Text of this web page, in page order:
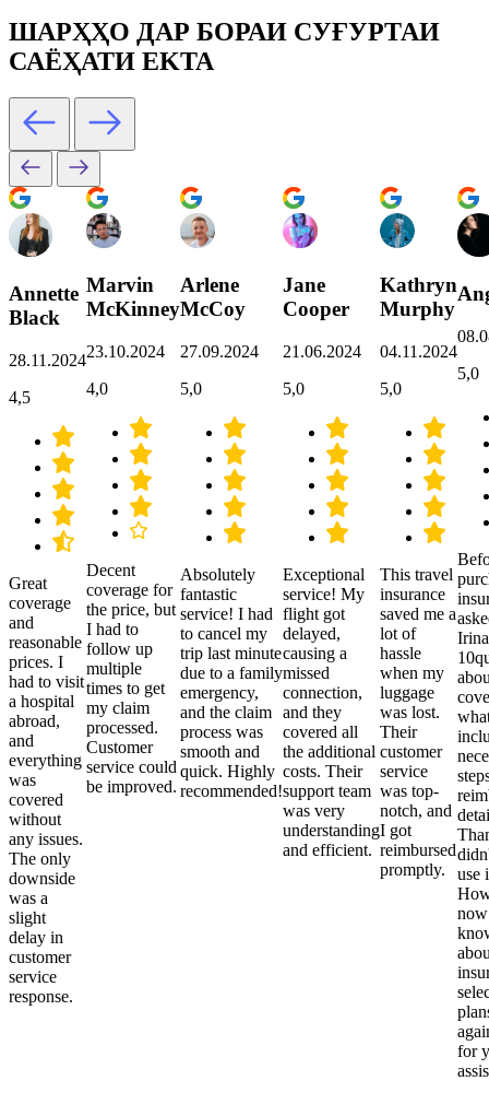
ШАРҲҲО ДАР БОРАИ СУҒУРТАИ
САЁҲАТИ EKTA
Annette
Black
28.11.2024
4,5
Great
coverage
and
reasonable
prices. I
had to visit
a hospital
abroad,
and
everything
was
covered
without
any issues.
The only
downside
was a
slight
delay in
customer
service
response.
Marvin
McKinney
23.10.2024
4,0
Decent
coverage for
the price, but
I had to
follow up
multiple
times to get
my claim
processed.
Customer
service could
be improved.
Arlene
McCoy
27.09.2024
5,0
Absolutely
fantastic
service! I had
to cancel my
trip last minute
due to a family
emergency,
and the claim
process was
smooth and
quick. Highly
recommended!
Jane
Cooper
21.06.2024
5,0
Exceptional
service! My
flight got
delayed,
causing a
missed
connection,
and they
covered all
the additional
costs. Their
support team
was very
understanding
and efficient.
Kathryn
Murphy
04.11.2024
5,0
This travel
insurance
saved me a
lot of
hassle
when my
luggage
was lost.
Their
customer
service
was top-
notch, and
I got
reimbursed
promptly.
5,0
use
for